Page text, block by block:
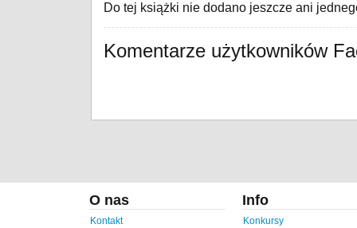
Do tej książki nie dodano jeszcze ani
Komentarze użytkowników
O nas
Kontakt
Info
Konkursy